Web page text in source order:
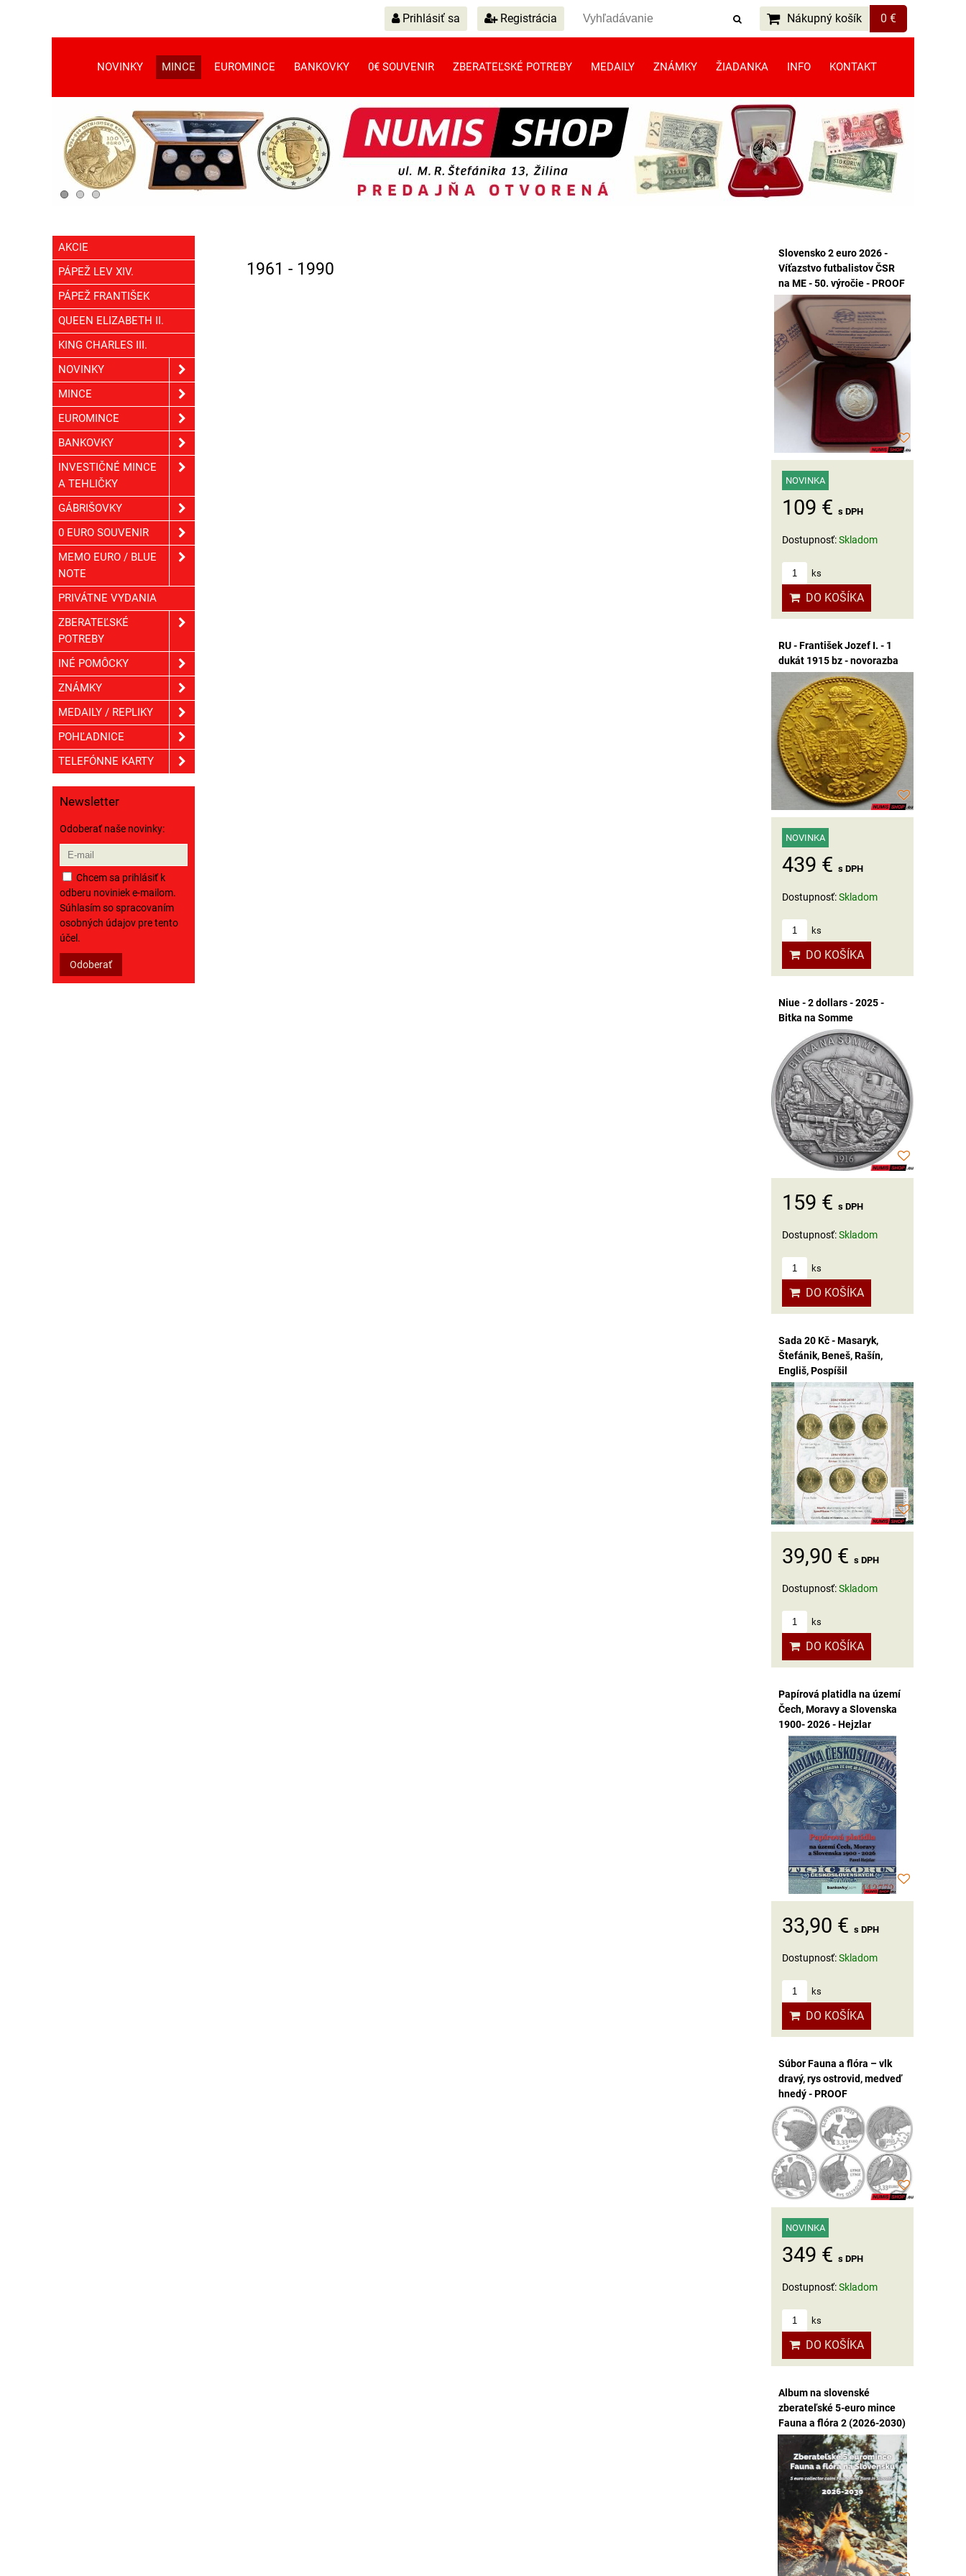
Prihlásiť sa Registrácia Nákupný košík 0 €
NOVINKY MINCE EUROMINCE BANKOVKY 0€ SOUVENIR ZBERATEĽSKÉ POTREBY MEDAILY ZNÁMKY ŽIADANKA INFO KONTAKT
1961 - 1990
AKCIE
PÁPEŽ LEV XIV.
PÁPEŽ FRANTIŠEK
QUEEN ELIZABETH II.
KING CHARLES III.
NOVINKY
MINCE
EUROMINCE
BANKOVKY
INVESTIČNÉ MINCE
A TEHLIČKY
GÁBRIŠOVKY
0 EURO SOUVENIR
MEMO EURO / BLUE
NOTE
PRIVÁTNE VYDANIA
ZBERATEĽSKÉ
POTREBY
INÉ POMÔCKY
ZNÁMKY
MEDAILY / REPLIKY
POHĽADNICE
TELEFÓNNE KARTY
Newsletter
Odoberať naše novinky:
Chcem sa prihlásiť k
odberu noviniek e-mailom.
Súhlasím so spracovaním
osobných údajov pre tento
účel.
Odoberať
Slovensko 2 euro 2026 -
Víťazstvo futbalistov ČSR
na ME - 50. výročie - PROOF
NOVINKA
109 € s DPH
Dostupnosť:Skladom
ks
DO KOŠÍKA
RU - František Jozef I. - 1
dukát 1915 bz - novorazba
NOVINKA
439 € s DPH
Dostupnosť:Skladom
ks
DO KOŠÍKA
Niue - 2 dollars - 2025 -
Bitka na Somme
159 € s DPH
Dostupnosť:Skladom
ks
DO KOŠÍKA
Sada 20 Kč - Masaryk,
Štefánik, Beneš, Rašín,
Engliš, Pospíšil
39,90 € s DPH
Dostupnosť:Skladom
ks
DO KOŠÍKA
Papírová platidla na území
Čech, Moravy a Slovenska
1900- 2026 - Hejzlar
33,90 € s DPH
Dostupnosť:Skladom
ks
DO KOŠÍKA
Súbor Fauna a flóra – vlk
dravý, rys ostrovid, medveď
hnedý - PROOF
NOVINKA
349 € s DPH
Dostupnosť:Skladom
ks
DO KOŠÍKA
Album na slovenské
zberateľské 5-euro mince
Fauna a flóra 2 (2026-2030)